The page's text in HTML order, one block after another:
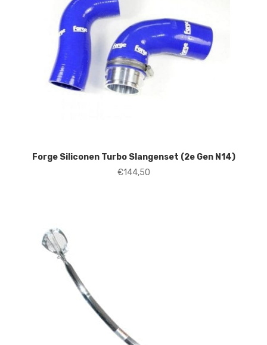
Forge Siliconen Turbo Slangenset (2e Gen N14)
€144,50